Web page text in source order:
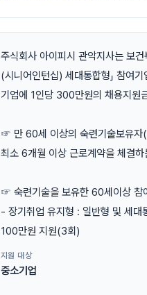
주식회사 아이피시 관악지사는 보
(시니어인턴십) 세대통합형」 참여
기업에 1인당 300만원의 채용지원
☞ 만 60세 이상의 숙련기술보유자(
최소 6개월 이상 근로계약을 체결하
☞ 숙련기술을 보유한 60세이상 참
- 장기취업 유지형 : 일반형 및 세
100만원 지원(3회)
지원 대상
중소기업